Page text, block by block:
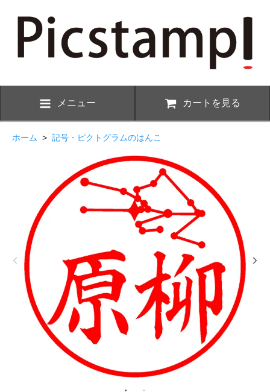
メニュー カートを見る
ホーム > 記号・ピクトグラムのはんこ